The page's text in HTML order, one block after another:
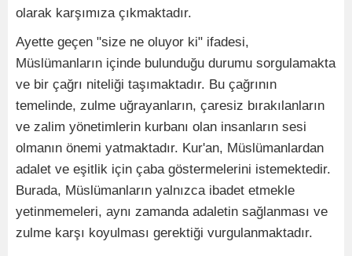
olarak karşımıza çıkmaktadır.
Ayette geçen "size ne oluyor ki" ifadesi,
Müslümanların içinde bulunduğu durumu sorgulamakta
ve bir çağrı niteliği taşımaktadır. Bu çağrının
temelinde, zulme uğrayanların, çaresiz bırakılanların
ve zalim yönetimlerin kurbanı olan insanların sesi
olmanın önemi yatmaktadır. Kur'an, Müslümanlardan
adalet ve eşitlik için çaba göstermelerini istemektedir.
Burada, Müslümanların yalnızca ibadet etmekle
yetinmemeleri, aynı zamanda adaletin sağlanması ve
zulme karşı koyulması gerektiği vurgulanmaktadır.